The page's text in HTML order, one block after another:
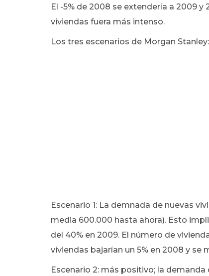
El -5% de 2008 se extendería a 2009
viviendas fuera más intenso.
Los tres escenarios de Morgan Stanley:
Escenario 1: La demnada de nuevas
media 600.000 hasta ahora). Esto
del 40% en 2009. El número de
viviendas bajarían un 5% en 2008 y se
Escenario 2: más positivo; la